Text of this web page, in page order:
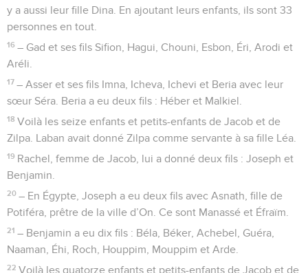
y a aussi leur fille Dina. En ajoutant leurs enfants, ils sont 33
personnes en tout.
16 – Gad et ses fils Sifion, Hagui, Chouni, Esbon, Éri, Arodi et
Aréli.
17 – Asser et ses fils Imna, Icheva, Ichevi et Beria avec leur
sœur Séra. Beria a eu deux fils : Héber et Malkiel.
18 Voilà les seize enfants et petits-enfants de Jacob et de
Zilpa. Laban avait donné Zilpa comme servante à sa fille Léa.
19 Rachel, femme de Jacob, lui a donné deux fils : Joseph et
Benjamin.
20 – En Égypte, Joseph a eu deux fils avec Asnath, fille de
Potiféra, prêtre de la ville d’On. Ce sont Manassé et Éfraïm.
21 – Benjamin a eu dix fils : Béla, Béker, Achebel, Guéra,
Naaman, Éhi, Roch, Houppim, Mouppim et Arde.
22 Voilà les quatorze enfants et petits-enfants de Jacob et de